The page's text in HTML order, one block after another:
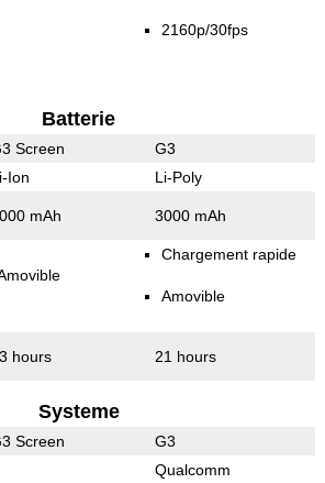
2160p/30fps
Batterie
Screen G3
Ion Li-Poly
mAh 3000 mAh
Chargement rapide
Amovible
hours 21 hours
Systeme
Screen G3
Qualcomm